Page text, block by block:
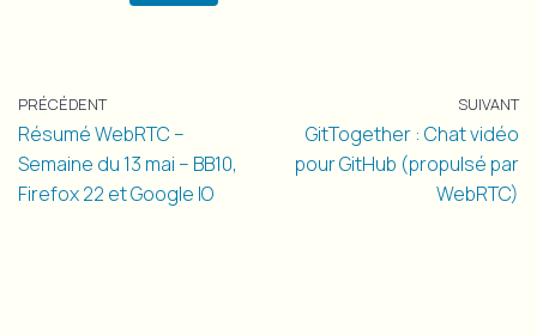
PRÉCÉDENT
Résumé WebRTC –
Semaine du 13 mai – BB10,
Firefox 22 et Google IO
SUIVANT
GitTogether : Chat vidéo
pour GitHub (propulsé par
WebRTC)